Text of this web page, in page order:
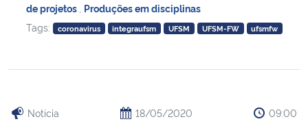
de projetos Produções em disciplinas
Tags:
coronavirus integraufsm UFSM UFSM-FW ufsmfw
Notícia 18/05/2020 09:00